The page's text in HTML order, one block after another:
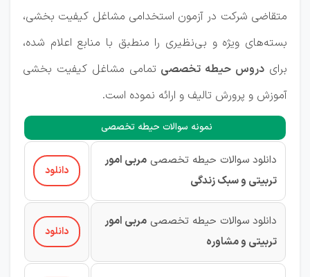
متقاضی شرکت در آزمون استخدامی مشاغل کیفیت بخشی،
بسته‌های ویژه و بی‌نظیری را منطبق با منابع اعلام شده،
برای دروس حیطه تخصصی تمامی مشاغل کیفیت بخشی
آموزش و پرورش تالیف و ارائه نموده است.
نمونه سوالات حیطه تخصصی
دانلود سوالات حیطه تخصصی مربی امور
تربیتی و سبک زندگی
دانلود
دانلود سوالات حیطه تخصصی مربی امور
تربیتی و مشاوره
دانلود